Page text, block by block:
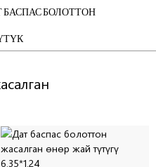
БАСПАС БОЛОТТОН